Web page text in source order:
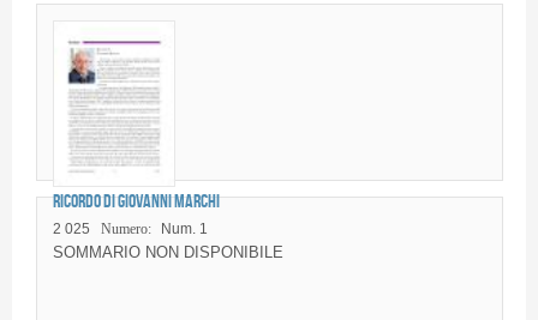
Fornitori di prodotti e servizi
Ricordo di Giovanni Marchi
2 025 Numero: Num. 1
SOMMARIO NON DISPONIBILE